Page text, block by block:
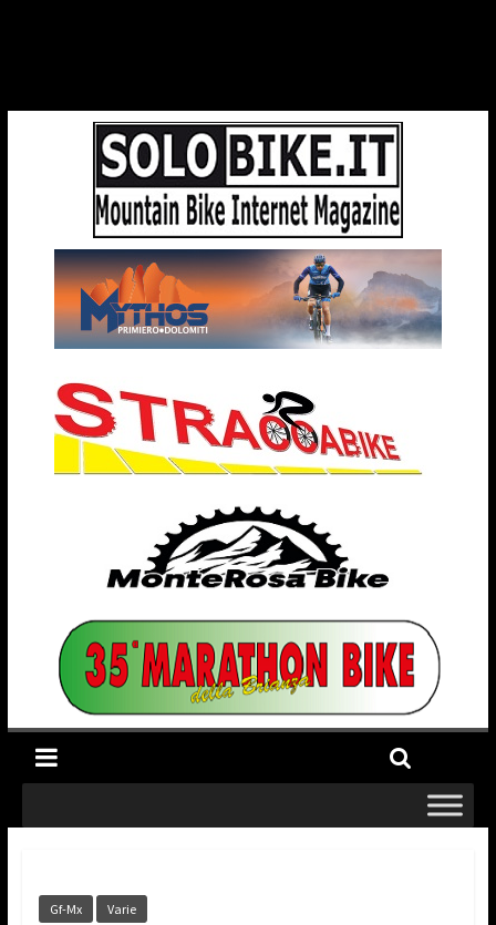
Gf-Mx Varie